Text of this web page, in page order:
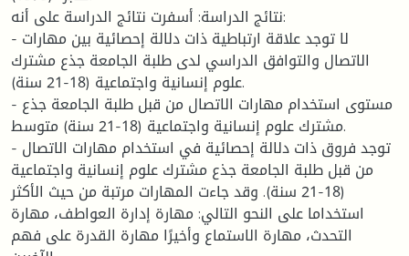
نتائج الدراسة: أسفرت نتائج الدراسة على أنه:
- لا توجد علاقة ارتباطية ذات دلالة إحصائية بين مهارات
الاتصال والتوافق الدراسي لدى طلبة الجامعة جذع مشترك
علوم إنسانية واجتماعية (18-21 سنة).
- مستوى استخدام مهارات الاتصال من قبل طلبة الجامعة جذع
مشترك علوم إنسانية واجتماعية (18-21 سنة) متوسط.
- توجد فروق ذات دلالة إحصائية في استخدام مهارات الاتصال
من قبل طلبة الجامعة جذع مشترك علوم إنسانية واجتماعية
(18-21 سنة). وقد جاءت المهارات مرتبة من حيث الأكثر
استخداما على النحو التالي: مهارة إدارة العواطف، مهارة
التحدث، مهارة الاستماع وأخيرًا مهارة القدرة على فهم